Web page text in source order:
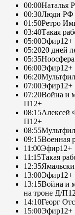
00:00Наталья
00:30Люди
01:50Ретро
03:40Такая
05:00Эфир12+
05:2020 дней
05:35
06:00Эфир12+
06:20
07:00Эфир12+
07:20Война и
П12+
08:15Алексей
П12+
08:55
09:15Военная
11:00Эфир12+
11:15Такая
12:35
13:00Эфир12+
13:15Война и
на троне Д/П
14:10Георг
15:00Эфир12+